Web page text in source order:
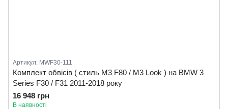
Артикул: MWF30-111
Комплект обвісів ( стиль M3 F80 / M3 Look ) на BMW 3
Series F30 / F31 2011-2018 року
16 948 грн
В наявності